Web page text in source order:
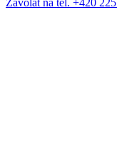
Zavolat na tel. +420